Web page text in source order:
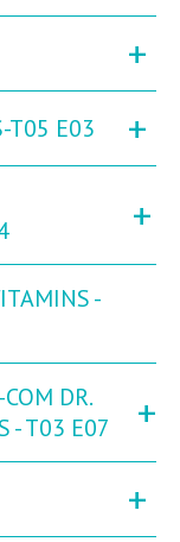
+
T05 E03 +
+
-
DR.
- T03 E07
+
+